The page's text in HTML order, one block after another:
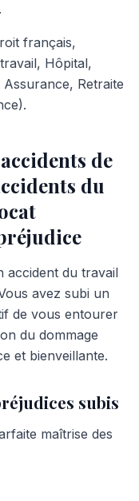
.
français,
Hôpital,
Retraite
de
du
accident du travail
avez subi un
de vous entourer
du dommage
et bienveillante.
subis
maîtrise des